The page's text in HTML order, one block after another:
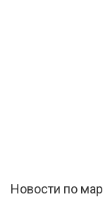
Новости по